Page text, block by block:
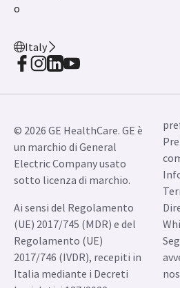
o
Italy
© 2026 GE HealthCare. GE è
un marchio di General
Electric Company usato
sotto licenza di marchio.
Ai sensi del Regolamento
(UE) 2017/745 (MDR) e del
Regolamento (UE)
2017/746 (IVDR), recepiti in
Italia mediante i Decreti